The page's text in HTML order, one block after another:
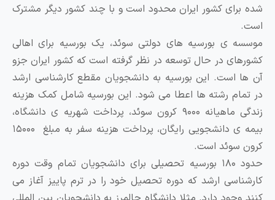
کشور ایران محدود است و با چند کشور دیگر مشترک
ی بورسیه ‌های دولتی سوئد، یک بورسیه برای اهالی
در حال توسعه در نظر گرفته است که کشور ایران جزو
است. این بورسیه به دانشجویان مقطع کارشناسی ارشد
رشته ‌ها اعطا می ‌شود. این بورسیه شامل کمک هزینه
زندگی ماهیانه ۹۰۰۰ کرون سوئد، پرداخت شهریه‌ ی دانشگاه،
بیمه‌ ی دانشجویی رایگان، پرداخت هزینه سفر به مبلغ ۱۵۰۰۰
سوئد است.
حدود ۱۸۰ بورسیه تحصیلی برای دانشجویان تمام وقت دوره
ارشد که دوره تحصیل خود را در ترم پاییز آغاز می